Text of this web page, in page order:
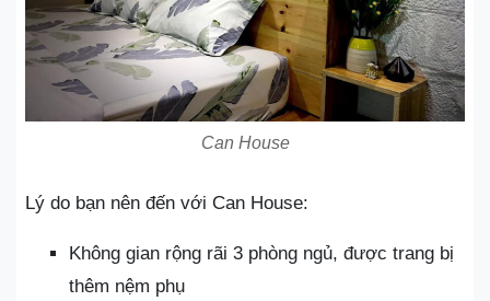
Can House
Lý do bạn nên đến với Can House:
Không gian rộng rãi 3 phòng ngủ, được trang bị
thêm nệm phụ